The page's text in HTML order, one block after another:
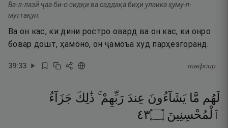
Ва-л-лазӣ ҷаа би-с-сидқи ва саддақа биҳи улаика ҳуму-л-
муттақун.
Ва он кас, ки дини ростро овард ва он кас, ки онро
бовар дошт, ҳамоно, он ҷамоъа худ парҳезгоранд.
39:33 тафсир
لَهُم مَّا يَشَآءُونَ عِندَ رَبِّهِمْ ۚ ذَٰلِكَ جَزَآءُ
ٱلْمُحْسِنِينَ ۝٣٤